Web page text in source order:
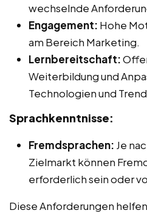
wechselnde
Engagement: Hohe
am Bereich Marketing.
Lernbereitschaft:
Weiterbildung und
Technologien und
Sprachkenntnisse:
Fremdsprachen: Je
Zielmarkt können
erforderlich sein oder
Diese Anforderungen